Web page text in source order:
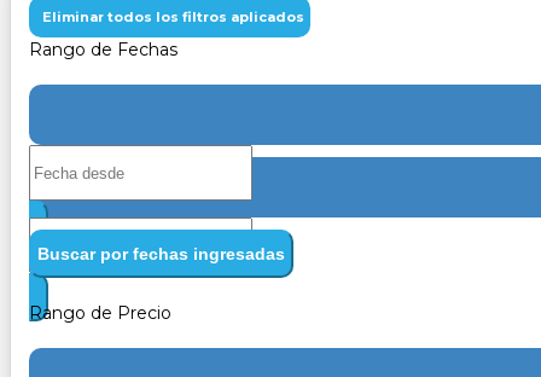
Eliminar todos los filtros aplicados
Rango de Fechas
Buscar por fechas ingresadas
Rango de Precio